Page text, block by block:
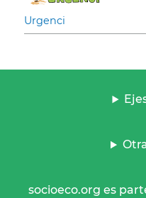
Urgenci
socioeco.org es